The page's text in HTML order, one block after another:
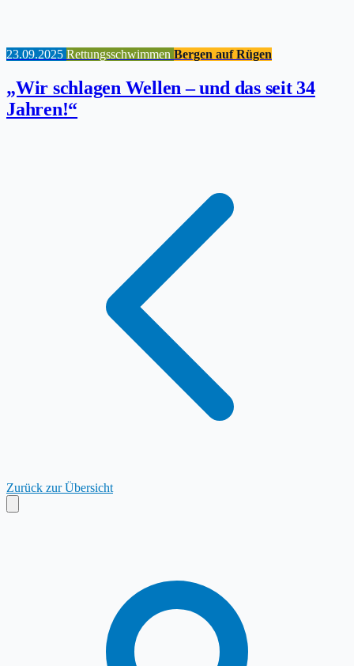
23.09.2025 Rettungsschwimmen Bergen auf Rügen
„Wir schlagen Wellen – und das seit 34
Jahren!“
Zurück zur Übersicht